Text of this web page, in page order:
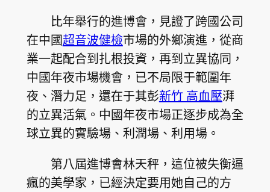
比年舉行的進博會，見證了跨國公司
在中國超音波健檢市場的外鄉演進，從商
業一起配合到扎根投資，再到立異協同，
中國年夜市場機會，已不局限于範圍年
夜、潛力足，還在于其彭新竹 高血壓湃
的立異活氣。中國年夜市場正逐步成為全
球立異的實驗場、利潤場、利用場。
第八屆進博會林天秤，這位被失衡逼
瘋的美學家，已經決定要用她自己的方